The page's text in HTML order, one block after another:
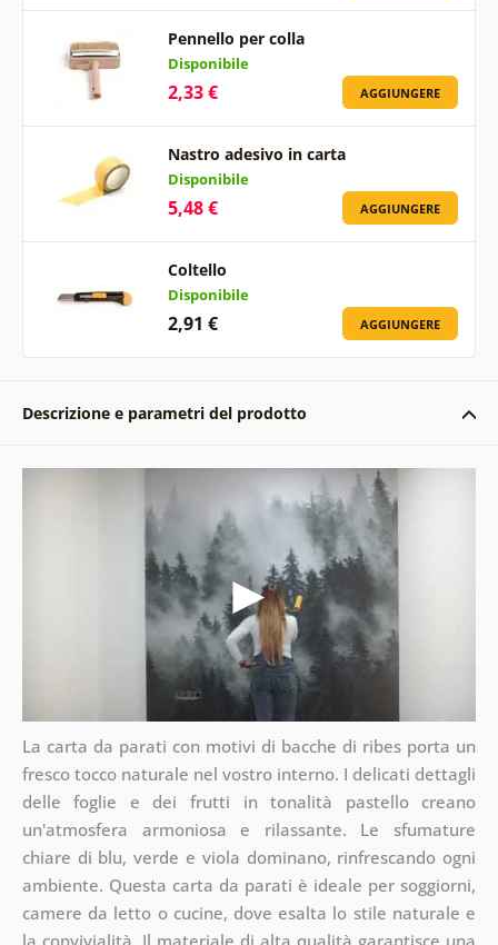
Pennello per colla
Disponibile
2,33 € AGGIUNGERE
Nastro adesivo in carta
Disponibile
5,48 € AGGIUNGERE
Coltello
Disponibile
2,91 € AGGIUNGERE
Descrizione e parametri del prodotto
La carta da parati con motivi di bacche di ribes porta un
fresco tocco naturale nel vostro interno. I delicati dettagli
delle foglie e dei frutti in tonalità pastello creano
un'atmosfera armoniosa e rilassante. Le sfumature
chiare di blu, verde e viola dominano, rinfrescando ogni
ambiente. Questa carta da parati è ideale per soggiorni,
camere da letto o cucine, dove esalta lo stile naturale e